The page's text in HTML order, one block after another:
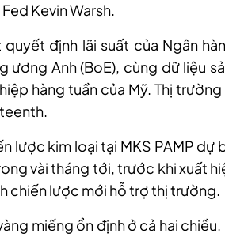
Kevin Warsh.
định lãi suất của Ngân
ương Anh (BoE), cùng dữ liệu
hàng tuần của Mỹ. Thị
lược kim loại tại MKS PAMP dự
vài tháng tới, trước khi xuất
chiến lược mới hỗ trợ thị trường.
miếng ổn định ở cả hai